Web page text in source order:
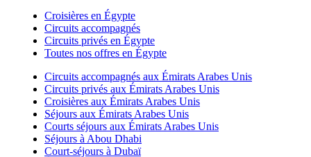
Croisières en Égypte
Circuits accompagnés
Circuits privés en Égypte
Toutes nos offres en Égypte
Circuits accompagnés aux Émirats Arabes Unis
Circuits privés aux Émirats Arabes Unis
Croisières aux Émirats Arabes Unis
Séjours aux Émirats Arabes Unis
Courts séjours aux Émirats Arabes Unis
Séjours à Abou Dhabi
Court-séjours à Dubaï